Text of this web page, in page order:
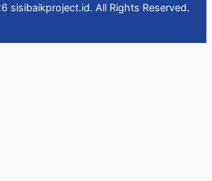
sisibaikproject.id. All Rights Reserved.